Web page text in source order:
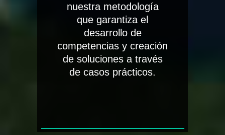
nuestra metodología
que garantiza el
desarrollo de
competencias y creación
de soluciones a través
de casos prácticos.